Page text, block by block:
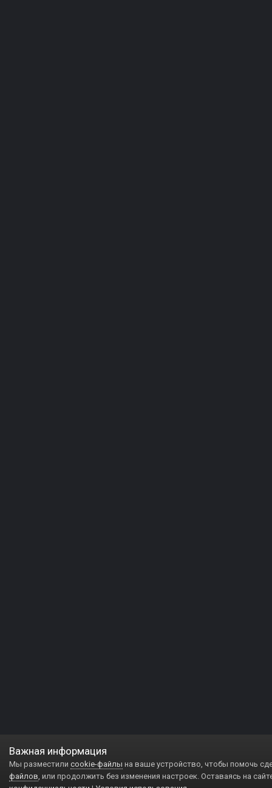
Важная информация
Мы разместили cookie-файлы на ваше устройство, чтобы помочь
файлов, или продолжить без изменения настроек. Оставаясь на